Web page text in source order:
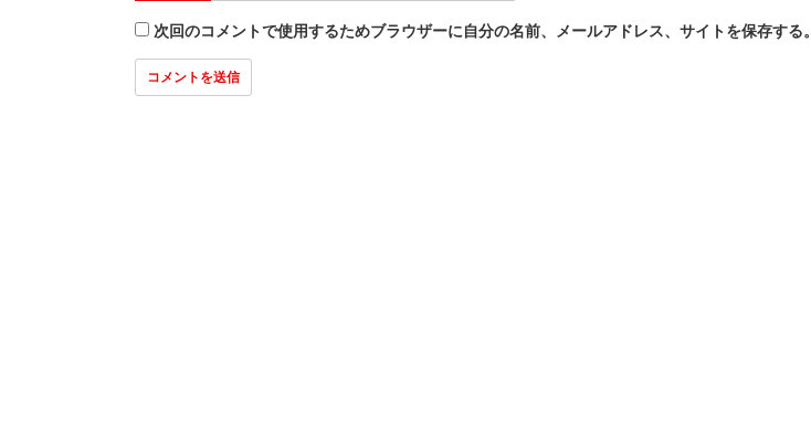
次回のコメントで使用するためブラウザーに自分の名前、メールアドレス、サイトを保存する。